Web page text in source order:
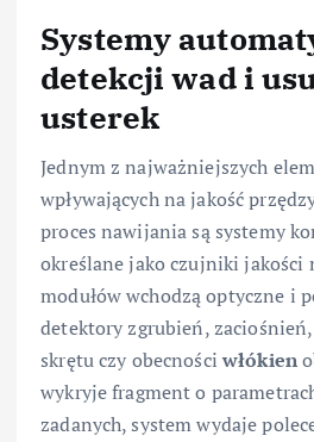
Systemy
detekcji wad i
usterek
Jednym z najważniejszych
wpływających na jakość
proces nawijania są systemy
określane jako czujniki jakości
modułów wchodzą optyczne i
detektory zgrubień,
skrętu czy obecnościwłókien
wykryje fragment o
zadanych, system wydaje